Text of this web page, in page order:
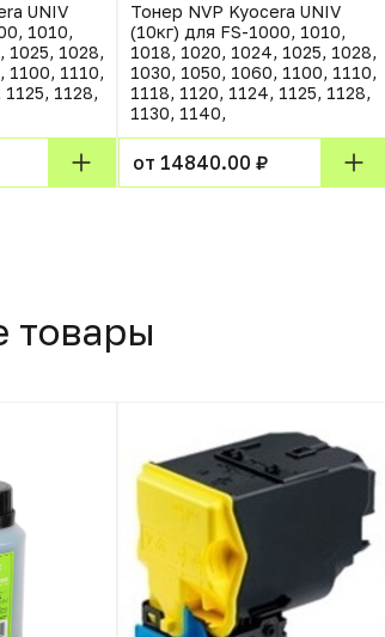
UNIV
1010,
1025, 1028,
1100, 1110,
1128,
Тонер NVP Kyocera UNIV
(10кг) для FS-1000, 1010,
1018, 1020, 1024, 1025, 1028,
1030, 1050, 1060, 1100, 1110,
1118, 1120, 1124, 1125, 1128,
1130, 1140,
от 14840.00 ₽
товары